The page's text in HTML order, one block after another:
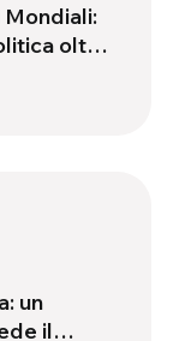
Mondiali:
oltre
un
il